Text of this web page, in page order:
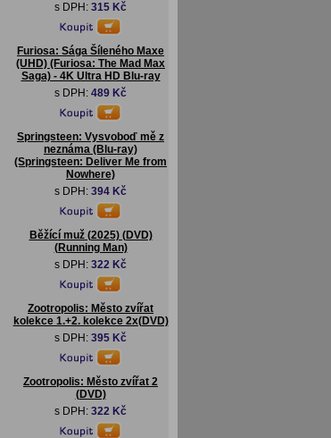
s DPH: 315 Kč
Furiosa: Sága Šíleného Maxe
(UHD) (Furiosa: The Mad Max
Saga) - 4K Ultra HD Blu-ray
s DPH: 489 Kč
Springsteen: Vysvoboď mě z
neznáma (Blu-ray)
(Springsteen: Deliver Me from
Nowhere)
s DPH: 394 Kč
Běžící muž (2025) (DVD)
(Running Man)
s DPH: 322 Kč
Zootropolis: Město zvířat
kolekce 1.+2. kolekce 2x(DVD)
s DPH: 395 Kč
Zootropolis: Město zvířat 2
(DVD)
s DPH: 322 Kč